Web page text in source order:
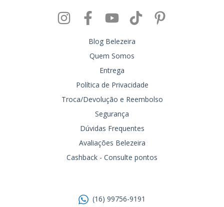
Blog Belezeira
Quem Somos
Entrega
Política de Privacidade
Troca/Devolução e Reembolso
Segurança
Dúvidas Frequentes
Avaliações Belezeira
Cashback - Consulte pontos
(16) 99756-9191